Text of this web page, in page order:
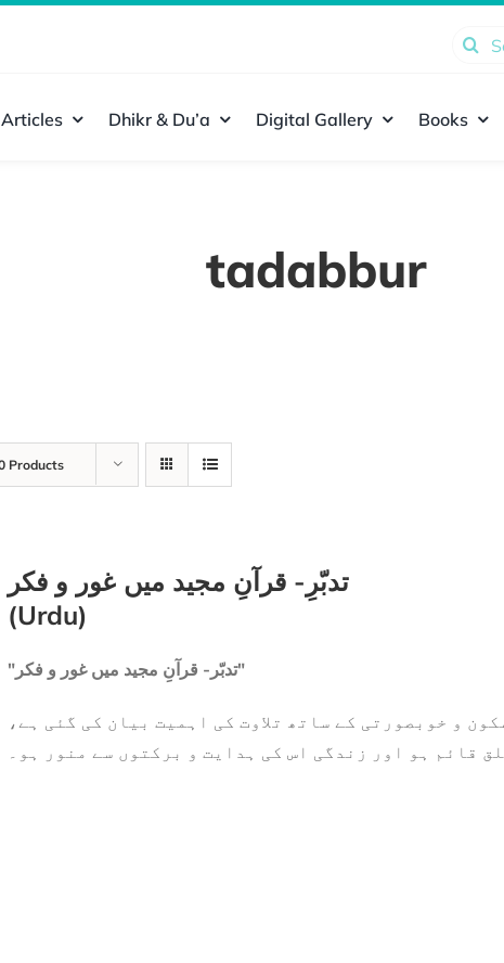
Articles Dhikr & Du’a Digital Gallery Books
tadabbur
Products
تدبّرِ- قرآنِ مجید میں غور و فکر
(Urdu)
"تدبّر- قرآنِ مجید میں غور و فکر"
و خوبصورتی کے ساتھ تلاوت کی اہمیت بیان کی گئی ہے،
قائم ہو اور زندگی اس کی ہدایت و برکتوں سے منور ہو۔